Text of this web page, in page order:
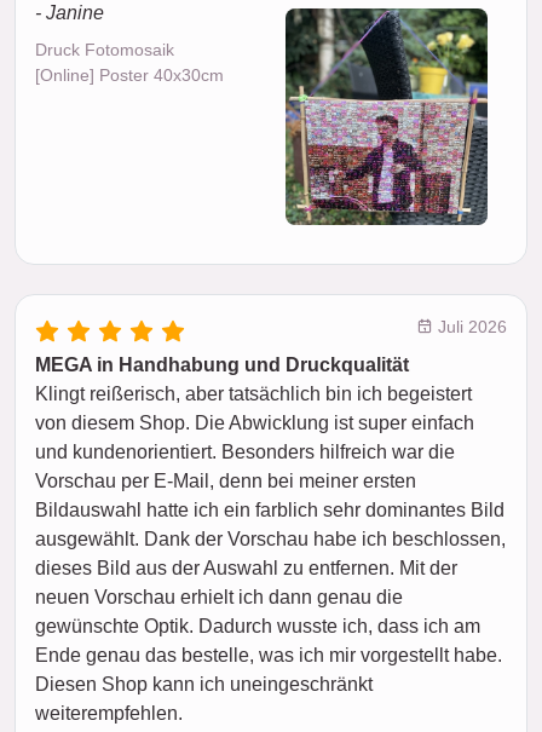
- Janine
Druck Fotomosaik
[Online] Poster 40x30cm
Juli 2026
MEGA in Handhabung und Druckqualität
Klingt reißerisch, aber tatsächlich bin ich begeistert
von diesem Shop. Die Abwicklung ist super einfach
und kundenorientiert. Besonders hilfreich war die
Vorschau per E-Mail, denn bei meiner ersten
Bildauswahl hatte ich ein farblich sehr dominantes Bild
ausgewählt. Dank der Vorschau habe ich beschlossen,
dieses Bild aus der Auswahl zu entfernen. Mit der
neuen Vorschau erhielt ich dann genau die
gewünschte Optik. Dadurch wusste ich, dass ich am
Ende genau das bestelle, was ich mir vorgestellt habe.
Diesen Shop kann ich uneingeschränkt
weiterempfehlen.